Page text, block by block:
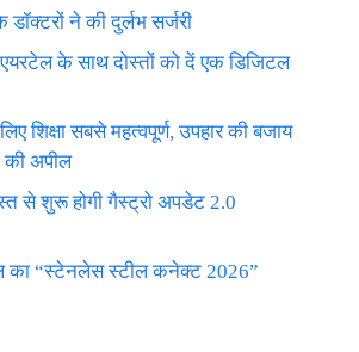
डॉक्टरों ने की दुर्लभ सर्जरी
के साथ दोस्तों को दें एक डिजिटल
शिक्षा सबसे महत्वपूर्ण, उपहार की बजाय
अपील
से शुरू होगी गैस्ट्रो अपडेट 2.0
का “स्टेनलेस स्टील कनेक्ट 2026”